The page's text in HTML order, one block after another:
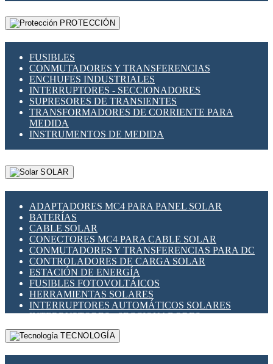
PROTECCIÓN
FUSIBLES
CONMUTADORES Y TRANSFERENCIAS
ENCHUFES INDUSTRIALES
INTERRUPTORES - SECCIONADORES
SUPRESORES DE TRANSIENTES
TRANSFORMADORES DE CORRIENTE PARA
MEDIDA
INSTRUMENTOS DE MEDIDA
SOLAR
ADAPTADORES MC4 PARA PANEL SOLAR
BATERÍAS
CABLE SOLAR
CONECTORES MC4 PARA CABLE SOLAR
CONMUTADORES Y TRANSFERENCIAS PARA DC
CONTROLADORES DE CARGA SOLAR
ESTACIÓN DE ENERGÍA
FUSIBLES FOTOVOLTÁICOS
HERRAMIENTAS SOLARES
INTERRUPTORES AUTOMÁTICOS SOLARES
INTERRUPTORES - SECCIONADORES
FOTOVOLTÁICOS
MONTAJE PANEL SOLAR
TECNOLOGÍA